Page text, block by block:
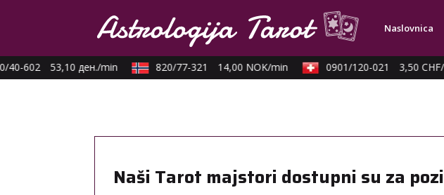
Naslovnica
40-602 53,10 ден./min 820/77-321 14,00 NOK/min 0901/120-021 3,50 CHF/
Naši Tarot majstori dostupni su za